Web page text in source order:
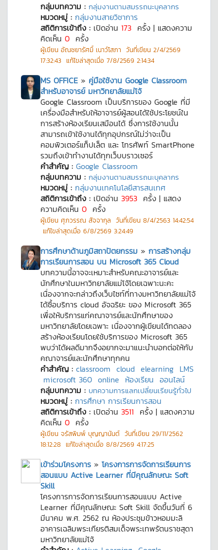
กลุ่มบทความ : กลุ่มงานตามสมรรถนะบุคลากร
หมวดหมู่ : กลุ่มงานสายวิชาการ
สถิติการเข้าถึง : เปิดอ่าน 173 ครั้ง | แสดงความ
คิดเห็น 0 ครั้ง
ผู้เขียน อัณชยารัศมิ์ เนาว์โสภา วันที่เขียน 2/4/2569
17:32:43 แก้ไขล่าสุดเมื่อ 7/8/2569 2:14:34
MS OFFICE » คู่มือใช้งาน Google Classroom
สำหรับอาจารย์ มหาวิทยาลัยแม่โจ้
Google Classroom เป็นบริการของ Google ที่มี
เครื่องมือสำหรับให้อาจารย์ผู้สอนได้ใช้ประโยชน์ใน
การสร้างห้องเรียนเสมือนได้ ซึ่งการใช้งานนั้น
สามารถเข้าใช้งานได้ทุกอุปกรณ์ไม่ว่าจะเป็น
คอมพิวเตอร์แท็ปเล็ต และ โทรศัพท์ SmartPhone
รวมถึงเข้าทำงานได้ทุกเว็บบราวเซอร์
คำสำคัญ : Google Classroom
กลุ่มบทความ : กลุ่มงานตามสมรรถนะบุคลากร
หมวดหมู่ : กลุ่มงานเทคโนโลยีสารสนเทศ
สถิติการเข้าถึง : เปิดอ่าน 3953 ครั้ง | แสดง
ความคิดเห็น 0 ครั้ง
ผู้เขียน ศุภวรรณ สัจจากุล วันที่เขียน 8/4/2563 14:42:54
แก้ไขล่าสุดเมื่อ 6/8/2569 3:24:49
การศึกษาด้านภูมิสถาปัตยกรรม » การสร้างกลุ่ม
การเรียนการสอน บน Microsoft 365 Cloud
บทความนี้อาจจะเหมาะสำหรับคณะอาจารย์และ
นักศึกษาในมหาวิทยาลัยแม่โจ้โดยเฉพาะนะคะ
เนื่องจากจะกล่าวถึงเว็บไซท์ที่ทางมหาวิทยาลัยแม่โจ้
ได้ซื้อบริการ cloud อัจฉริยะ ของ Microsoft 365
เพื่อให้บริการแก่คณาจารย์และนักศึกษาของ
มหาวิทยาลัยโดยเฉพาะ เนื่องจากผู้เขียนได้ทดลอง
สร้างห้องเรียนโดยใช้บริการของ Microsoft 365
พบว่าได้ผลดีมากจึงอยากจะมาแนะนำบอกต่อให้กับ
คณาจารย์และนักศึกษาทุกคน
คำสำคัญ : classroom cloud elearning LMS
microsoft 360 online ห้องเรียน ออนไลน์
กลุ่มบทความ : บทความการแลกเปลี่ยนเรียนรู้ทั่วไป
หมวดหมู่ : การศึกษา การเรียนการสอน
สถิติการเข้าถึง : เปิดอ่าน 3511 ครั้ง | แสดงความ
คิดเห็น 0 ครั้ง
ผู้เขียน จรัสพิมพ์ บุญญานันต์ วันที่เขียน 29/11/2562
18:12:28 แก้ไขล่าสุดเมื่อ 8/8/2569 4:17:25
เข้าร่วมโครงการ » โครงการการจัดการเรียนการ
สอนแบบ Active Learner ที่มีคุณลักษณะ Soft
Skill
โครงการการจัดการเรียนการสอนแบบ Active
Learner ที่มีคุณลักษณะ Soft Skill จัดขึ้นวันที่ 6
มีนาคม พ.ศ. 2562 ณ ห้องประชุมข้าวหอมมะลิ
อาคารเฉลิมพระเกียรติสมเด็จพระเทพรัตนราชสุดา
มหาวิทยาลัยแม่โจ้